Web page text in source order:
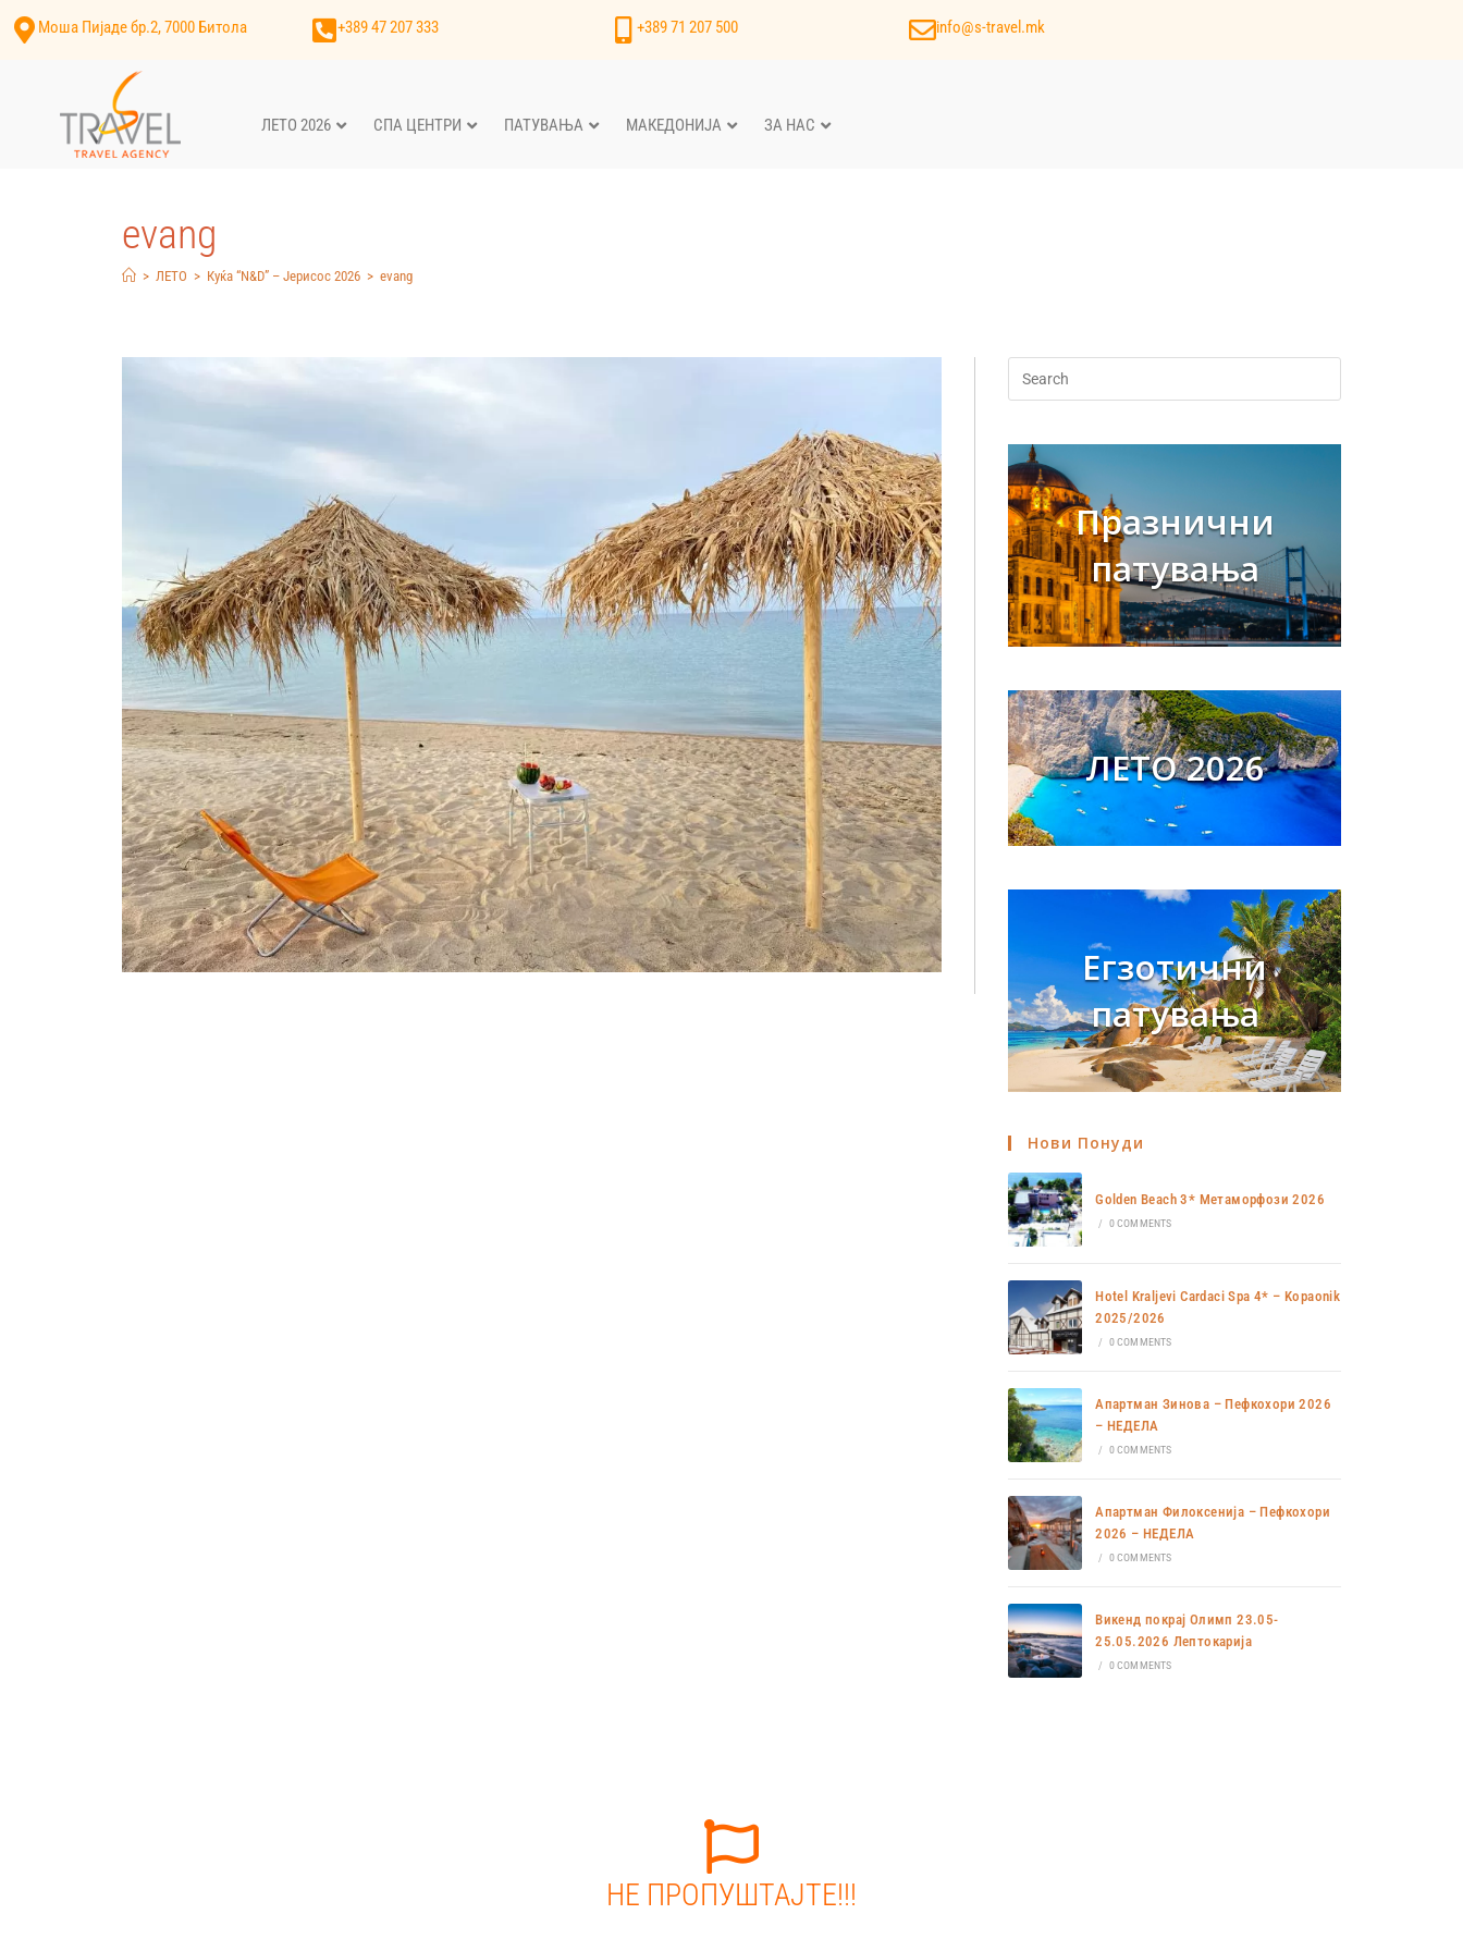
Моша Пијаде бр.2, 7000 Битола +389 47 207 333 +389 71 207 500 info@s-travel.mk
ЛЕТО 2026 СПА ЦЕНТРИ ПАТУВАЊА МАКЕДОНИЈА ЗА НАС
evang
> ЛЕТО > Куќа “N&D” – Јерисос 2026 > evang
Празнични
патувања
ЛЕТО 2026
Егзотични
патувања
Нови Понуди
Golden Beach 3* Метаморфози 2026
/ 0 COMMENTS
Hotel Kraljevi Cardaci Spa 4* – Kopaonik
2025/2026
/ 0 COMMENTS
Апартман Зинова – Пефкохори 2026
– НЕДЕЛА
/ 0 COMMENTS
Апартман Филоксенија – Пефкохори
2026 – НЕДЕЛА
/ 0 COMMENTS
Викенд покрај Олимп 23.05-
25.05.2026 Лептокарија
/ 0 COMMENTS
НЕ ПРОПУШТАЈТЕ!!!